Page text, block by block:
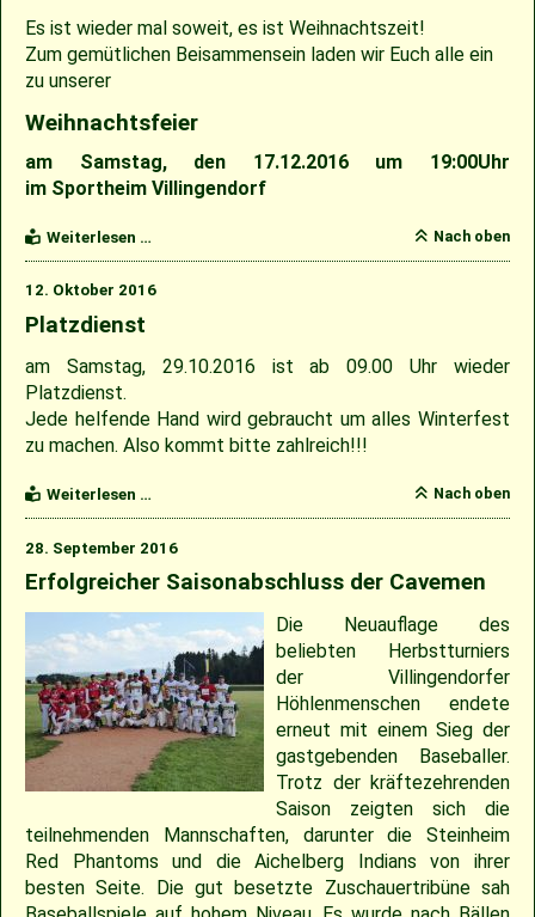
Es ist wieder mal soweit, es ist Weihnachtszeit!
Zum gemütlichen Beisammensein laden wir Euch alle ein
zu unserer
Weihnachtsfeier
am Samstag, den 17.12.2016 um 19:00Uhr
im Sportheim Villingendorf
Weiterlesen … Nach oben
12. Oktober 2016
Platzdienst
am Samstag, 29.10.2016 ist ab 09.00 Uhr wieder
Platzdienst.
Jede helfende Hand wird gebraucht um alles Winterfest
zu machen. Also kommt bitte zahlreich!!!
Weiterlesen … Nach oben
28. September 2016
Erfolgreicher Saisonabschluss der Cavemen
Die Neuauflage des
beliebten Herbstturniers
der Villingendorfer
Höhlenmenschen endete
erneut mit einem Sieg der
gastgebenden Baseballer.
Trotz der kräftezehrenden
Saison zeigten sich die
teilnehmenden Mannschaften, darunter die Steinheim
Red Phantoms und die Aichelberg Indians von ihrer
besten Seite. Die gut besetzte Zuschauertribüne sah
2009
2007